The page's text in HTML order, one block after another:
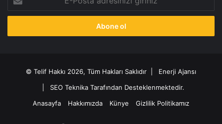
Posta
adresinizi
© Telif Hakkı 2026, Tüm Hakları Saklıdır | Enerji Ajansı
SEO Teknika Tarafından Desteklenmektedir.
Anasayfa
Hakkımızda Künye Gizlilik Politikamız